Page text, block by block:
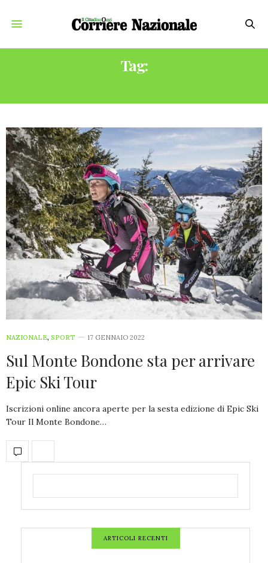
Tag:
NAZIONALE, SPORT 17 GENNAIO 2022
Sul Monte Bondone sta per arrivare
Epic Ski Tour
Iscrizioni online ancora aperte per la sesta edizione di Epic Ski
Tour Il Monte Bondone…
ARTICOLI RECENTI